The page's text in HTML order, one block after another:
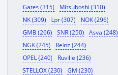
Gates (315)
Mitsuboshi (310)
NK (309)
Lpr (307)
NOK (296)
GMB (266)
SNR (250)
Asva (248)
NGK (245)
Reinz (244)
OPEL (240)
Ruville (236)
STELLOX (230)
GM (230)